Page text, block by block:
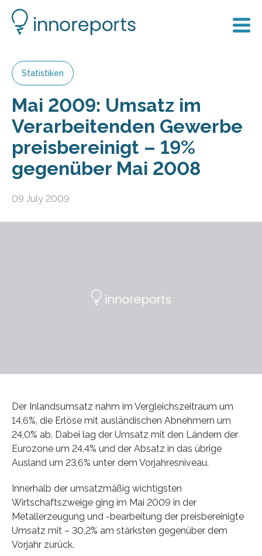
Statistiken
Mai 2009: Umsatz im
Verarbeitenden Gewerbe
preisbereinigt – 19%
gegenüber Mai 2008
09 July 2009
Der Inlandsumsatz nahm im Vergleichszeitraum um
14,6%, die Erlöse mit ausländischen Abnehmern um
24,0% ab. Dabei lag der Umsatz mit den Ländern der
Eurozone um 24,4% und der Absatz in das übrige
Ausland um 23,6% unter dem Vorjahresniveau.
Innerhalb der umsatzmäßig wichtigsten
Wirtschaftszweige ging im Mai 2009 in der
Metallerzeugung und -bearbeitung der preisbereinigte
Umsatz mit – 30,2% am stärksten gegenüber dem
Vorjahr zurück.